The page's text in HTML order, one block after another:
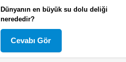
Dünyanın en büyük su dolu deliği
nerededir?
Cevabı Gör